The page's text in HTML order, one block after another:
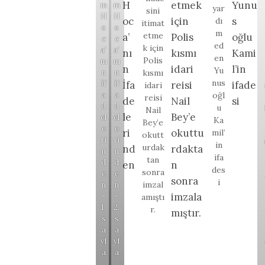
m
H
o
c
a’
nı
n
İf
a
d
el
e
ri
n
d
e
n
–
1.
s
a
yf
a
m
H
o
c
a’
nı
n
İf
a
d
el
e
ri
n
d
e
n
–
2.
s
a
yf
a
H
oc
a’
nı
n
İfa
de
le
ri
nd
en
sini
itimat
etme
k için
Polis
kısmı
idari
reisi
Nail
Bey’e
okutt
urdak
tan
sonra
imzal
amıştı
r.
etmek
için
Polis
kısmı
idari
reisi
Nail
Bey’e
okuttu
rdakta
n
sonra
imzala
mıştır.
yar
dı
m
ed
en
Yu
nus
oğl
u
Ka
mil’
in
ifa
des
i
Yunu
s
oğlu
Kami
l’in
ifade
si